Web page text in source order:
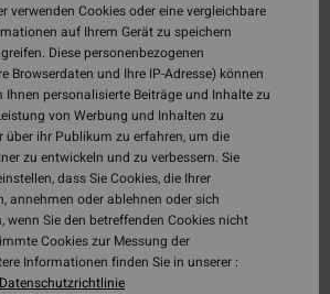
verwenden Cookies oder eine vergleichbare
auf Ihrem Gerät zu speichern
Diese personenbezogenen
Browserdaten und Ihre IP-Adresse) können
Ihnen personalisierte Beiträge und Inhalte zu
von Werbung und Inhalten zu
über ihr Publikum zu erfahren, um die
zu entwickeln und zu verbessern. Sie
dass Sie Cookies, die Ihrer
annehmen oder ablehnen oder sich
wenn Sie den betreffenden Cookies nicht
Cookies zur Messung der
Informationen finden Sie in unserer :
Datenschutzrichtlinie